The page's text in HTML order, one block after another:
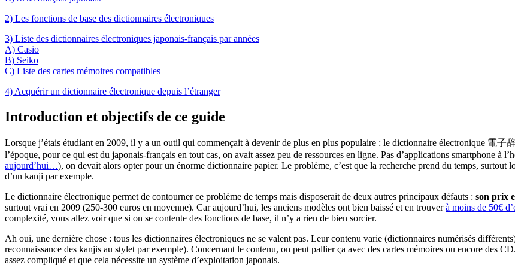
2) Les fonctions de base des dictionnaires électroniques
3) Liste des dictionnaires électroniques japonais-français par années
A) Casio
B) Seiko
C) Liste des cartes mémoires compatibles
4) Acquérir un dictionnaire électronique depuis l’étranger
Introduction et objectifs de ce guide
Lorsque j’étais étudiant en 2009, il y a un outil qui commençait à devenir de plus en plus populaire : le dictionnaire électronique 電子
l’époque, pour ce qui est du japonais-français en tout cas, on avait assez peu de ressources en ligne. Pas d’applications smartphone à
aujourd’hui…), on devait alors opter pour un énorme dictionnaire papier. Le problème, c’est que la recherche prend du temps, surtout
d’un kanji par exemple.
Le dictionnaire électronique permet de contourner ce problème de temps mais disposerait de deux autres principaux défauts : son prix
surtout vrai en 2009 (250-300 euros en moyenne). Car aujourd’hui, les anciens modèles ont bien baissé et en trouverà moins de 50€
complexité, vous allez voir que si on se contente des fonctions de base, il n’y a rien de bien sorcier.
Ah oui, une dernière chose : tous les dictionnaires électroniques ne se valent pas. Leur contenu varie (dictionnaires numérisés
reconnaissance des kanjis au stylet par exemple). Concernant le contenu, on peut pallier ça avec des cartes mémoires ou encore des
assez compliqué et que cela nécessite un système d’exploitation japonais.